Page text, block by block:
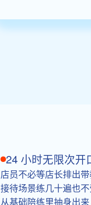
24 小时无限次开
店员不必等店长排出
接待场景练几十遍也
从基础陪练里抽身出